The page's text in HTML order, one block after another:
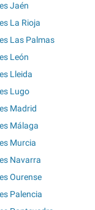
Jaén
La Rioja
Las Palmas
León
Lleida
Lugo
Madrid
Málaga
Murcia
Navarra
Ourense
Palencia